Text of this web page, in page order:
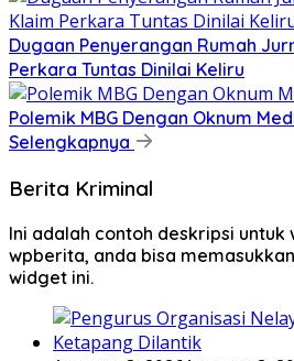
Dugaan Penyerangan Rumah
Perkara Tuntas Dinilai Keliru
Polemik MBG Dengan Oknum
Selengkapnya
Berita Kriminal
Ini adalah contoh deskripsi
wpberita, anda bisa
widget ini.